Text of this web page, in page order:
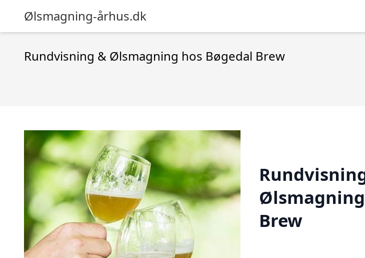
Ølsmagning-århus.dk
Rundvisning & Ølsmagning hos Bøgedal Brew
Brew